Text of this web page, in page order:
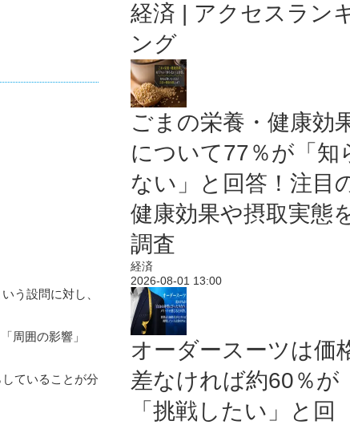
う設問に対し、
周囲の影響」
ていることが分
経済 | アクセスラン
ング
ごまの栄養・健康効
について77％が「知
ない」と回答！注目
健康効果や摂取実態
調査
経済
2026-08-01 13:00
オーダースーツは価
差なければ約60％が
「挑戦したい」と回